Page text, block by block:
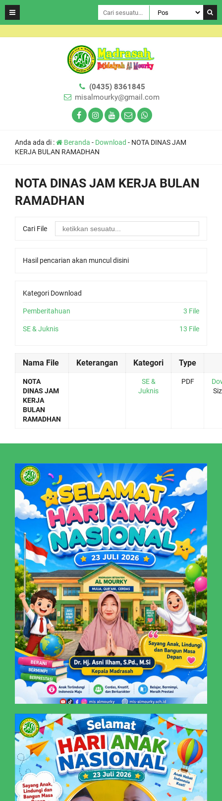
(0435) 8361845
misalmourky@gmail.com
Anda ada di : Beranda - Download - NOTA DINAS JAM
KERJA BULAN RAMADHAN
NOTA DINAS JAM KERJA BULAN
RAMADHAN
Cari File
Hasil pencarian akan muncul disini
Kategori Download
Pemberitahuan 3 File
SE & Juknis 13 File
Nama File Keterangan Kategori Type
NOTA
DINAS JAM
KERJA
BULAN
RAMADHAN
SE &
Juknis
PDF